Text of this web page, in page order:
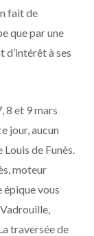
fait de
que par une
d’intérêt à ses
8 et 9 mars
jour, aucun
de Funès.
moteur
épique vous
traversée de